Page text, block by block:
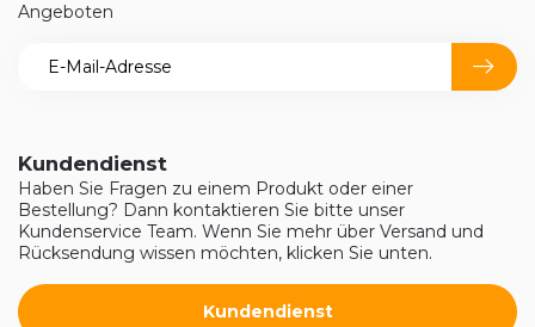
Kundendienst
Haben Sie Fragen zu einem Produkt oder einer
Bestellung? Dann kontaktieren Sie bitte unser
Kundenservice Team. Wenn Sie mehr über Versand und
Rücksendung wissen möchten, klicken Sie unten.
Kundendienst
Angeboten